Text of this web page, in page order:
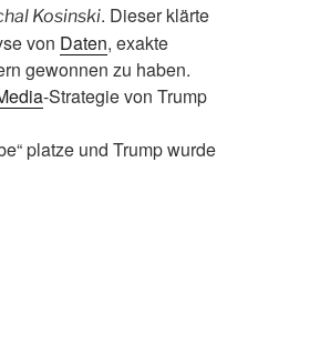
Kosinski. Dieser klärte
von Daten, exakte
gewonnen zu haben.
-Strategie von Trump
platze und Trump wurde